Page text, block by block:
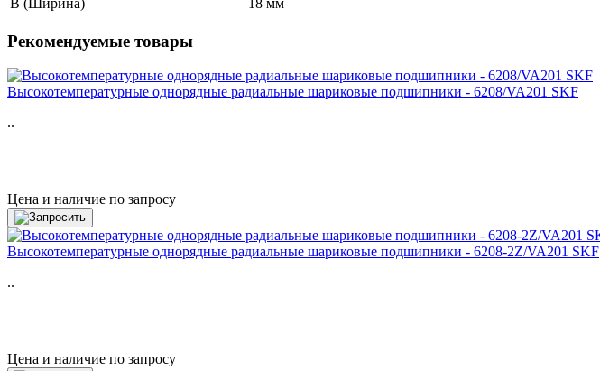
Рекомендуемые товары
Высокотемпературные однорядные радиальные шариковые подшипники - 6208/VA201 SKF
..
Цена и наличие по запросу
Высокотемпературные однорядные радиальные шариковые подшипники - 6208-2Z/VA201 SKF
..
Цена и наличие по запросу